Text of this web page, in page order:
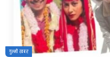
गुल्मी खबर